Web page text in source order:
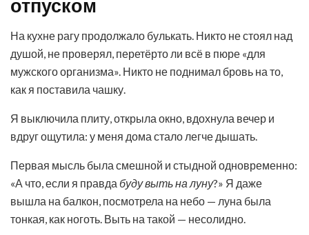
отпуском
На кухне рагу продолжало булькать. Никто не стоял над
душой, не проверял, перетёрто ли всё в пюре «для
мужского организма». Никто не поднимал бровь на то,
как я поставила чашку.
Я выключила плиту, открыла окно, вдохнула вечер и
вдруг ощутила: у меня дома стало легче дышать.
Первая мысль была смешной и стыдной одновременно:
«А что, если я правда буду выть на луну?» Я даже
вышла на балкон, посмотрела на небо — луна была
тонкая, как ноготь. Выть на такой — несолидно.